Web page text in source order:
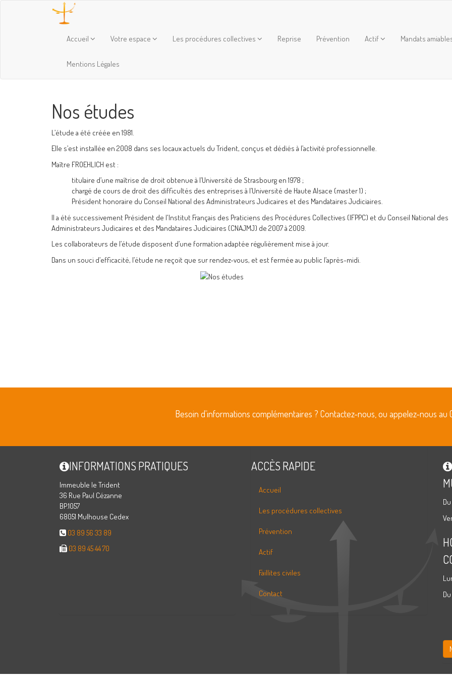
Accueil Votre espace Les procédures collectives Reprise Prévention Actif Mandats
Mentions Légales
Nos études
L’étude a été créée en 1981.
Elle s’est installée en 2008 dans ses locaux actuels du Trident, conçus et dédiés à l’activité professionnelle.
Maître FROEHLICH est :
titulaire d’une maîtrise de droit obtenue à l’Université de Strasbourg en 1978 ;
chargé de cours de droit des difficultés des entreprises à l’Université de Haute Alsace (master 1) ;
Président honoraire du Conseil National des Administrateurs Judicaires et des Mandataires Judiciaires.
Il a été successivement Président de l'Institut Français des Praticiens des Procédures Collectives (IFPPC) et du Conseil National des
Administrateurs Judicaires et des Mandataires Judiciaires (CNAJMJ) de 2007 à 2009.
Les collaborateurs de l’étude disposent d’une formation adaptée régulièrement mise à jour.
Dans un souci d’efficacité, l’étude ne reçoit que sur rendez-vous, et est fermée au public l’après-midi.
Besoin d'informations complémentaires ? Contactez-nous, ou appelez-nous au
INFORMATIONS PRATIQUES
Immeuble le Trident
36 Rue Paul Cézanne
BP.1057
68051 Mulhouse Cedex
03 89 56 33 89
03 89 45 44 70
ACCÈS RAPIDE
Accueil
Les procédures collectives
Prévention
Actif
Faillites civiles
Contact